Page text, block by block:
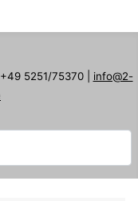
| +49 5251/75370 | info@2-